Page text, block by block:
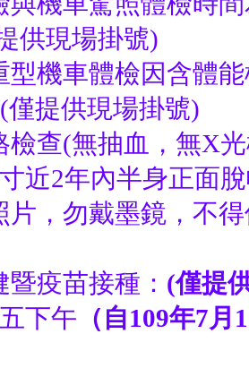
供現場掛號)
型機車體檢因含體
僅提供現場掛號)
檢查(無抽血，無X
近2年內半身正面
片，勿戴墨鏡，不
暨疫苗接種： (僅提
下午 （自109年7